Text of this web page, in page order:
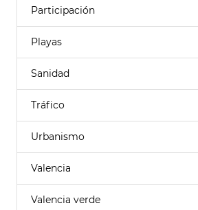
Participación
Playas
Sanidad
Tráfico
Urbanismo
Valencia
Valencia verde